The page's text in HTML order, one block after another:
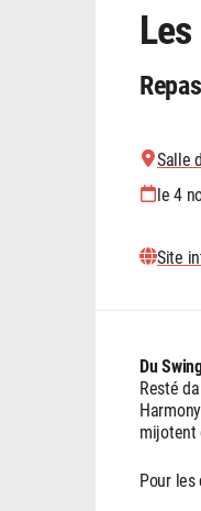
Salle
le 4
Site
Du
Resté
mijotent
Pour